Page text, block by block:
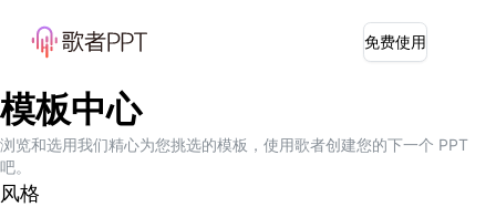
免费使用
模板中心
浏览和选用我们精心为您挑选的模板，使用歌者创建您的下一个 PPT
吧。
风格